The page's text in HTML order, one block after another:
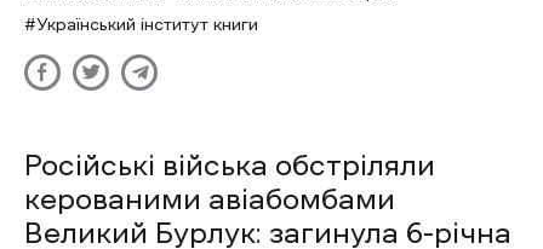
Український інститут книги
Російські війська обстріляли
керованими авіабомбами
Великий Бурлук: загинула 6-річна